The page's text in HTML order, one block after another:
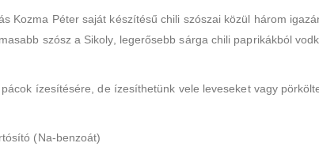
Kozma Pétersaját készítésű chili szószai közül három
szósz a Sikoly, legerősebb sárga chili paprikákból
ízesítésére, de ízesíthetünk vele leveseket vagy
(Na-benzoát)